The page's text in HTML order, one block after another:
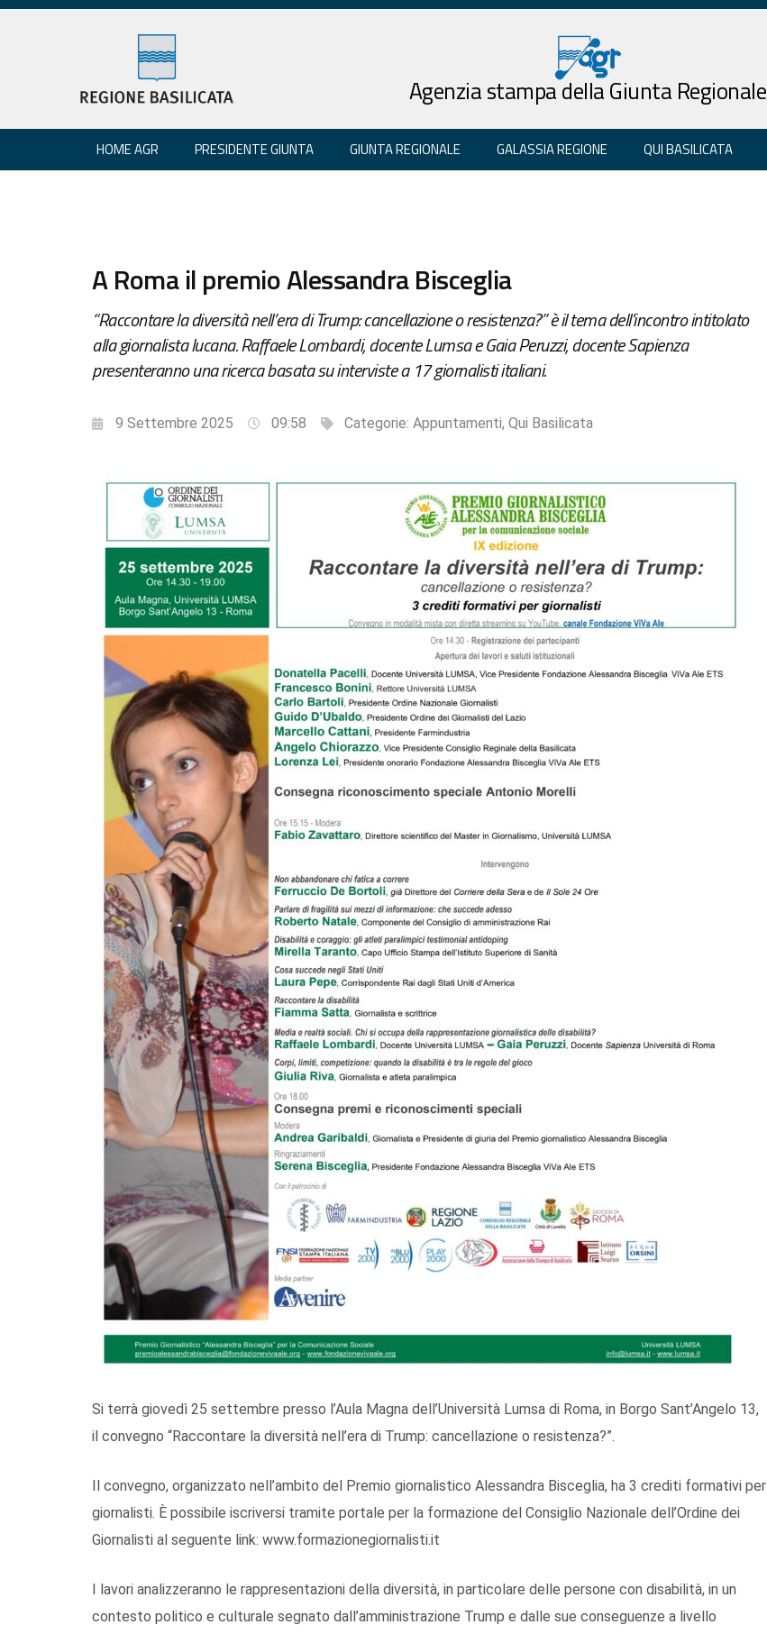
Agenzia stampa della Giunta Regionale
HOME AGR PRESIDENTE GIUNTA GIUNTA REGIONALE GALASSIA REGIONE QUI BASILICATA
A Roma il premio Alessandra Bisceglia
“Raccontare la diversità nell’era di Trump: cancellazione o resistenza?” è il tema dell'incontro intitolato
alla giornalista lucana. Raffaele Lombardi, docente Lumsa e Gaia Peruzzi, docente Sapienza
presenteranno una ricerca basata su interviste a 17 giornalisti italiani.
9 Settembre 2025 09:58 Categorie: Appuntamenti, Qui Basilicata
Si terrà giovedì 25 settembre presso l’Aula Magna dell’Università Lumsa di Roma, in Borgo Sant’Angelo 13,
il convegno “Raccontare la diversità nell’era di Trump: cancellazione o resistenza?”.
Il convegno, organizzato nell’ambito del Premio giornalistico Alessandra Bisceglia, ha 3 crediti formativi per
giornalisti. È possibile iscriversi tramite portale per la formazione del Consiglio Nazionale dell’Ordine dei
Giornalisti al seguente link: www.formazionegiornalisti.it
I lavori analizzeranno le rappresentazioni della diversità, in particolare delle persone con disabilità, in un
contesto politico e culturale segnato dall’amministrazione Trump e dalle sue conseguenze a livello